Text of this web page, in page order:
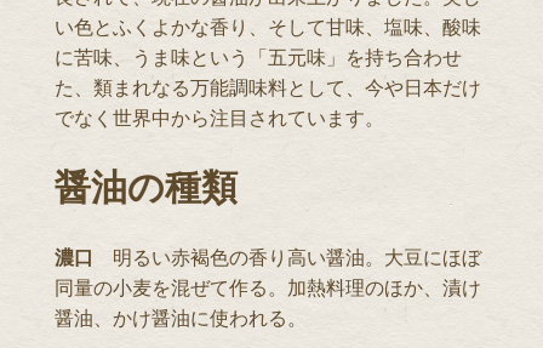
い色とふくよかな香り、そして甘味、塩味、酸味
に苦味、うま味という「五元味」を持ち合わせ
た、類まれなる万能調味料として、今や日本だけ
でなく世界中から注目されています。
醤油の種類
濃口 明るい赤褐色の香り高い醤油。大豆にほぼ
同量の小麦を混ぜて作る。加熱料理のほか、漬け
醤油、かけ醤油に使われる。